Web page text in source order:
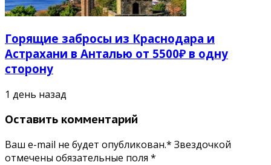
Горящие забросы из Краснодара и
Астрахани в Анталью от 5500₽ в одну
сторону
1 день назад
Оставить комментарий
Ваш e-mail не будет опубликован.* Звездочкой
отмечены обязательные поля *